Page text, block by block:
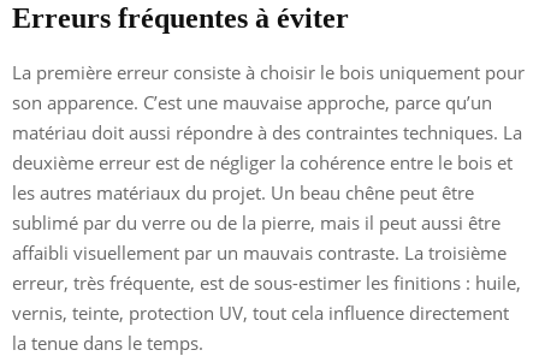
Erreurs fréquentes à éviter
La première erreur consiste à choisir le bois uniquement pour
son apparence. C’est une mauvaise approche, parce qu’un
matériau doit aussi répondre à des contraintes techniques. La
deuxième erreur est de négliger la cohérence entre le bois et
les autres matériaux du projet. Un beau chêne peut être
sublimé par du verre ou de la pierre, mais il peut aussi être
affaibli visuellement par un mauvais contraste. La troisième
erreur, très fréquente, est de sous-estimer les finitions : huile,
vernis, teinte, protection UV, tout cela influence directement
la tenue dans le temps.